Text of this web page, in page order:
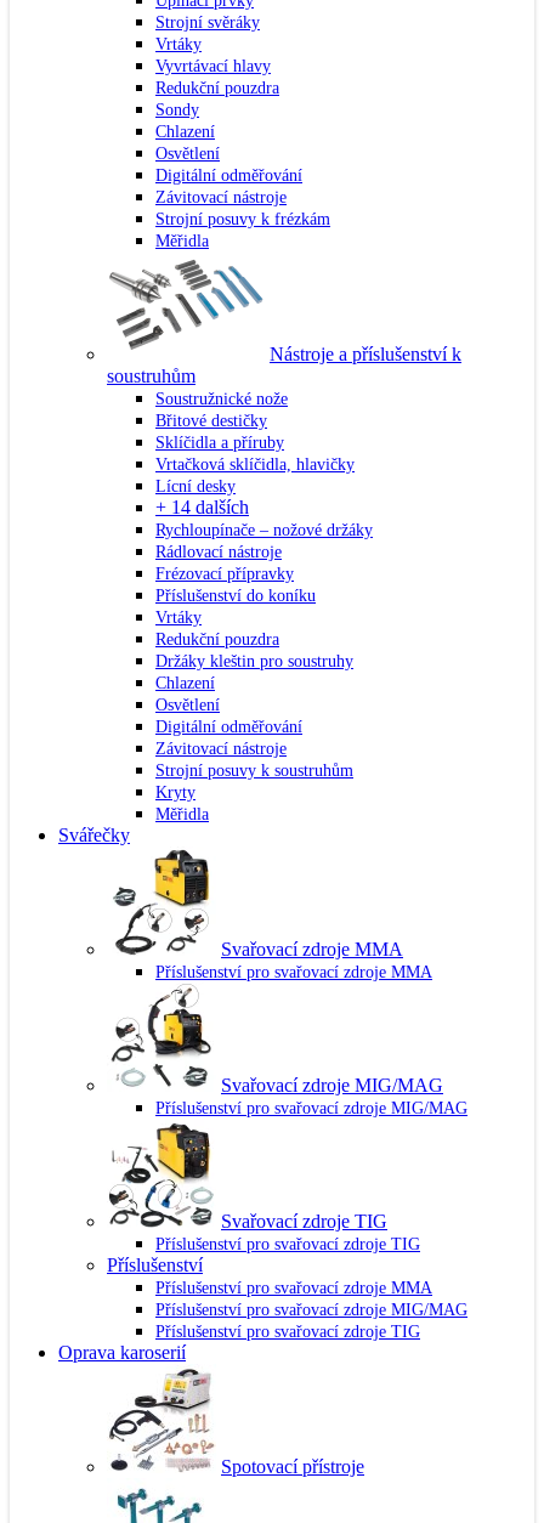
Strojní svěráky
Vrtáky
Vyvrtávací hlavy
Redukční pouzdra
Sondy
Chlazení
Osvětlení
Digitální odměřování
Závitovací nástroje
Strojní posuvy k frézkám
Měřidla
Nástroje a příslušenství k
soustruhům
Soustružnické nože
Břitové destičky
Sklíčidla a příruby
Vrtačková sklíčidla, hlavičky
Lícní desky
+ 14 dalších
Rychloupínače – nožové držáky
Rádlovací nástroje
Frézovací přípravky
Příslušenství do koníku
Vrtáky
Redukční pouzdra
Držáky kleštin pro soustruhy
Chlazení
Osvětlení
Digitální odměřování
Závitovací nástroje
Strojní posuvy k soustruhům
Kryty
Měřidla
Svářečky
Svařovací zdroje MMA
Příslušenství pro svařovací zdroje MMA
Svařovací zdroje MIG/MAG
Příslušenství pro svařovací zdroje MIG/MAG
Svařovací zdroje TIG
Příslušenství pro svařovací zdroje TIG
Příslušenství
Příslušenství pro svařovací zdroje MMA
Příslušenství pro svařovací zdroje MIG/MAG
Příslušenství pro svařovací zdroje TIG
Oprava karoserií
Spotovací přístroje